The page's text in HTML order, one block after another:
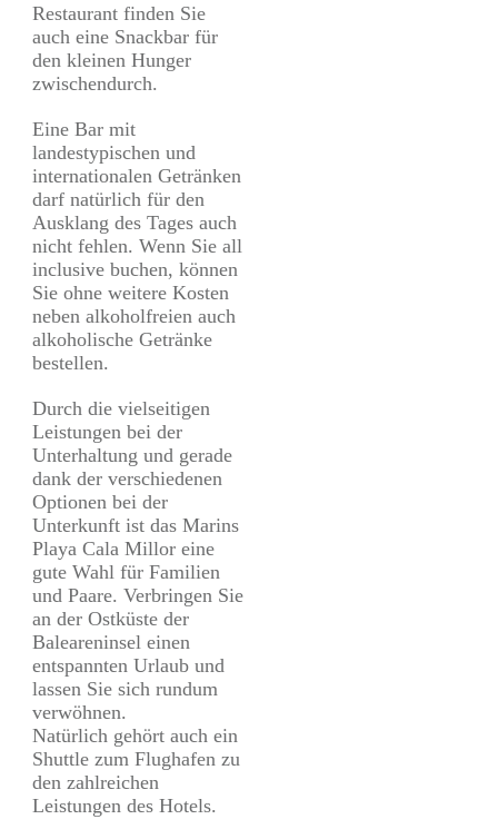
Restaurant finden Sie
auch eine Snackbar für
den kleinen Hunger
zwischendurch.
Eine Bar mit
landestypischen und
internationalen Getränken
darf natürlich für den
Ausklang des Tages auch
nicht fehlen. Wenn Sie all
inclusive buchen, können
Sie ohne weitere Kosten
neben alkoholfreien auch
alkoholische Getränke
bestellen.
Durch die vielseitigen
Leistungen bei der
Unterhaltung und gerade
dank der verschiedenen
Optionen bei der
Unterkunft ist das Marins
Playa Cala Millor eine
gute Wahl für Familien
und Paare. Verbringen Sie
an der Ostküste der
Baleareninsel einen
entspannten Urlaub und
lassen Sie sich rundum
verwöhnen.
Natürlich gehört auch ein
Shuttle zum Flughafen zu
den zahlreichen
Leistungen des Hotels.